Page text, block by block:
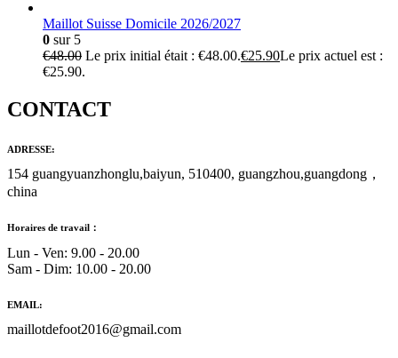
Maillot Suisse Domicile 2026/2027
0 sur 5
€48.00 Le prix initial était : €48.00.€25.90Le prix actuel est :
€25.90.
CONTACT
ADRESSE:
154 guangyuanzhonglu,baiyun, 510400, guangzhou,guangdong，
china
Horaires de travail：
Lun - Ven: 9.00 - 20.00
Sam - Dim: 10.00 - 20.00
EMAIL:
maillotdefoot2016@gmail.com